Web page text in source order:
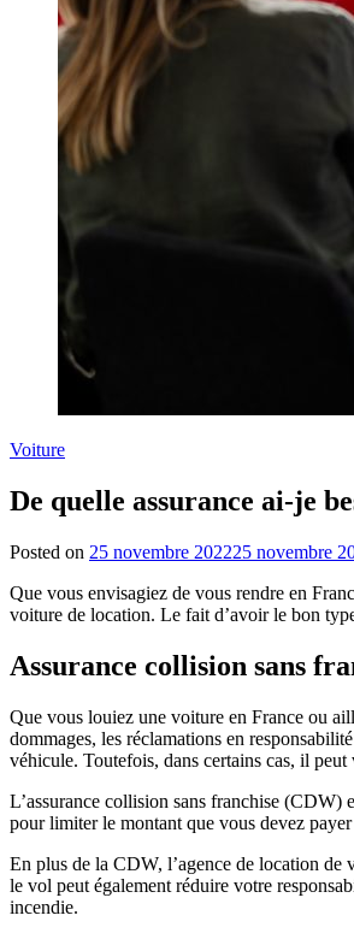
Voiture
De quelle assurance ai-je
Posted on 25 novembre 202225 novembre
Que vous envisagiez de vous rendre en
voiture de location. Le fait d’avoir le bon
Assurance collision sans
Que vous louiez une voiture en France ou
dommages, les réclamations en
véhicule. Toutefois, dans certains cas, il
L’assurance collision sans franchise (CDW)
pour limiter le montant que vous devez
En plus de la CDW, l’agence de location
le vol peut également réduire votre
incendie.